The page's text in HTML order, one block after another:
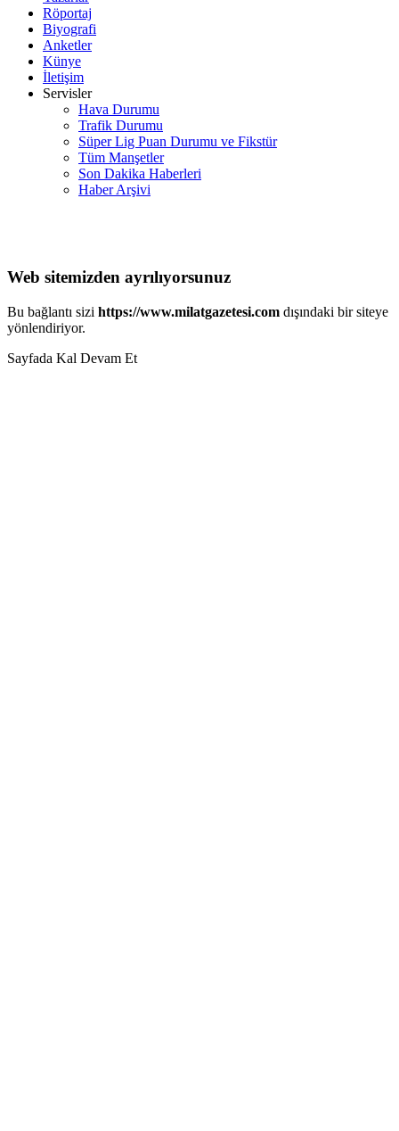
Röportaj
Biyografi
Anketler
Künye
İletişim
Servisler
Hava Durumu
Trafik Durumu
Süper Lig Puan Durumu ve Fikstür
Tüm Manşetler
Son Dakika Haberleri
Haber Arşivi
Web sitemizden ayrılıyorsunuz
Bu bağlantı sizi https://www.milatgazetesi.com dışındaki bir siteye
yönlendiriyor.
Sayfada Kal Devam Et